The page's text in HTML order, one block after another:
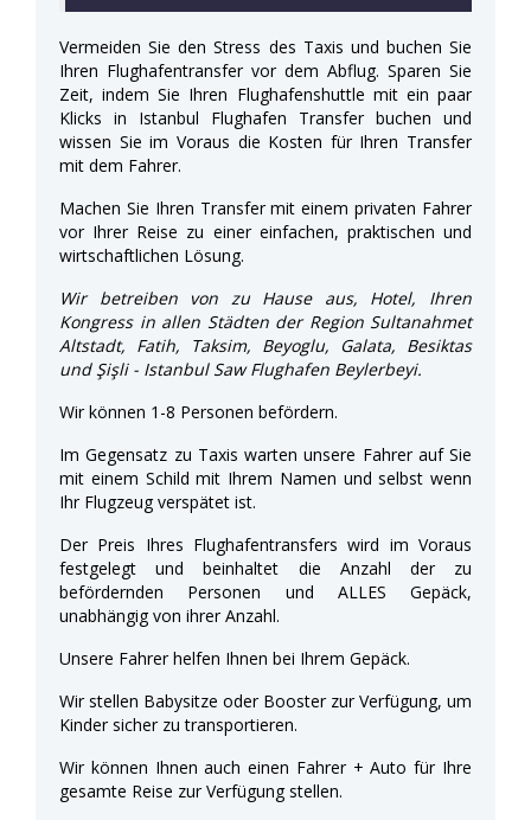
Vermeiden Sie den Stress des Taxis und buchen Sie
Ihren Flughafentransfer vor dem Abflug. Sparen Sie
Zeit, indem Sie Ihren Flughafenshuttle mit ein paar
Klicks in Istanbul Flughafen Transfer buchen und
wissen Sie im Voraus die Kosten für Ihren Transfer
mit dem Fahrer.
Machen Sie Ihren Transfer mit einem privaten Fahrer
vor Ihrer Reise zu einer einfachen, praktischen und
wirtschaftlichen Lösung.
Wir betreiben von zu Hause aus, Hotel, Ihren
Kongress in allen Städten der Region Sultanahmet
Altstadt, Fatih, Taksim, Beyoglu, Galata, Besiktas
und Şişli - Istanbul Saw Flughafen Beylerbeyi.
Wir können 1-8 Personen befördern.
Im Gegensatz zu Taxis warten unsere Fahrer auf Sie
mit einem Schild mit Ihrem Namen und selbst wenn
Ihr Flugzeug verspätet ist.
Der Preis Ihres Flughafentransfers wird im Voraus
festgelegt und beinhaltet die Anzahl der zu
befördernden Personen und ALLES Gepäck,
unabhängig von ihrer Anzahl.
Unsere Fahrer helfen Ihnen bei Ihrem Gepäck.
Wir stellen Babysitze oder Booster zur Verfügung, um
Kinder sicher zu transportieren.
Wir können Ihnen auch einen Fahrer + Auto für Ihre
gesamte Reise zur Verfügung stellen.